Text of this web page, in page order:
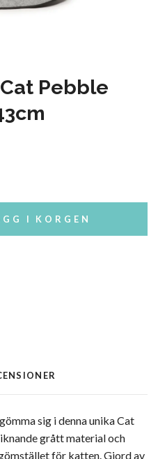
Pebble
I KORGEN
sig i denna unika Cat
grått material och
för katten. Gjord av